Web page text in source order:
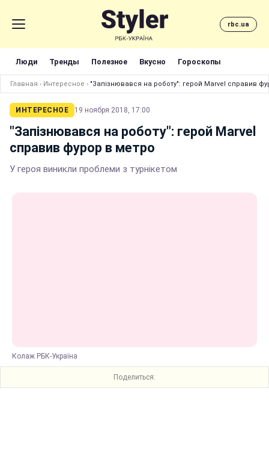
rbc.ua
Люди Тренды Полезное Вкусно Гороскопы
Главная › Интересное › "Запізнювався на роботу": герой Marvel справив
ИНТЕРЕСНОЕ 19 ноября 2018, 17:00
"Запізнювався на роботу": герой Marvel
справив фурор в метро
У героя виникли проблеми з турнікетом
Колаж РБК-Україна
Поделиться: